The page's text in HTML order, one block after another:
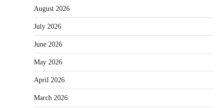
August 2026
July 2026
June 2026
May 2026
April 2026
March 2026